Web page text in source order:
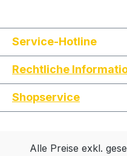
Service-Hotline
Rechtliche
Shopservice
Alle Preise exkl.